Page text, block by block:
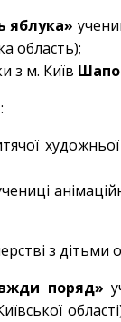
яблука»
область);
з м. Київ
художньої
з дітьми
поряд»